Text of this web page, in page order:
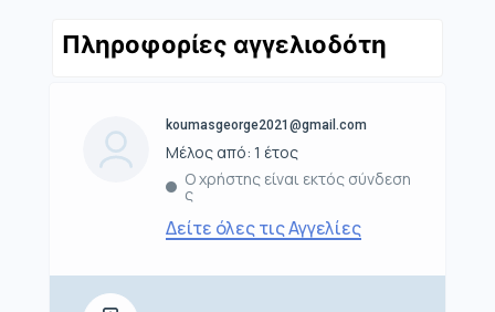
Πληροφορίες αγγελιοδότη
koumasgeorge2021@gmail.com
Μέλος από: 1 έτος
Ο χρήστης είναι εκτός σύνδεση
ς
Δείτε όλες τις Αγγελίες